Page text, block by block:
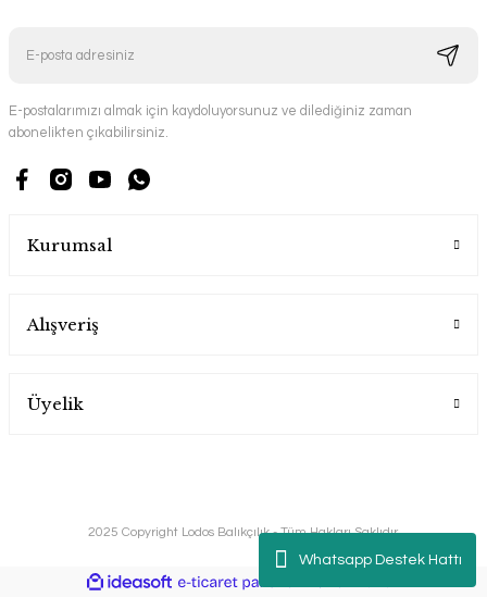
Whatsapp Destek Hattı
E-postalarımızı almak için kaydoluyorsunuz ve dilediğiniz zaman
abonelikten çıkabilirsiniz.
Kurumsal
Alışveriş
Üyelik
2025 Copyright Lodos Balıkçılık - Tüm Hakları Saklıdır.
ideasoft